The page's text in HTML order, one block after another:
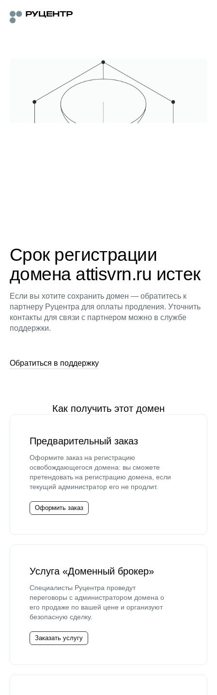
Срок регистрации
домена attisvrn.ru истек
Если вы хотите сохранить домен — обратитесь к
партнеру Руцентра для оплаты продления. Уточнить
контакты для связи с партнером можно в службе
поддержки.
Обратиться в поддержку
Как получить этот домен
Предварительный заказ
Оформите заказ на регистрацию
освобождающегося домена: вы сможете
претендовать на регистрацию домена, если
текущий администратор его не продлит.
Оформить заказ
Услуга «Доменный брокер»
Специалисты Руцентра проведут
переговоры с администратором домена о
его продаже по вашей цене и организуют
безопасную сделку.
Заказать услугу